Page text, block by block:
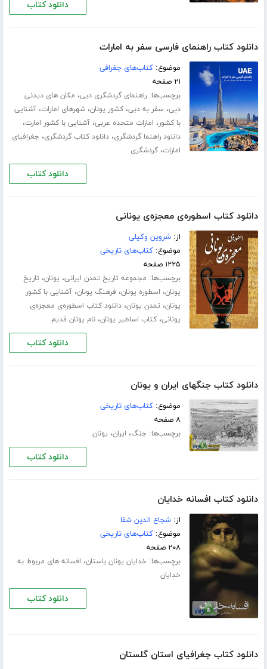
دانلود کتاب
دانلود کتاب راهنمای فارسی سفر به امارات
موضوع:کتاب‌های جغرافی
۲۱ صفحه
برچسب‌ها:راهنمای گردشگری دبی، مکان های دیدنی
دبی، سفر به دبی،کشور یونان،شهرهای امارات،آشنایی
با کشور، امارات متحده عربی،آشنایی با کشور امارت،
دانلود راهنما گردشگری،دانلود کتاب گردشگری، جغرافیای
امارات،گردشگری
دانلود کتاب
دانلود کتاب اسطوره‌ی معجزه‌ی یونانی
از:شروین وکیلی
موضوع:کتاب‌های تاریخی
۱۲۲۵ صفحه
برچسب‌ها: مجموعه تاریخ تمدن ایرانی، یونان، تاریخ
یونان، اسطوره یونان، فرهنگ یونان،آشنایی با کشور
یونان، تمدن یونان،دانلود کتاب اسطوره‌ی معجزه‌ی
یونانی،کتاب اساطیر یونان،نام یونان قدیم
دانلود کتاب
دانلود کتاب جنگهای ایران و یونان
موضوع:کتاب‌های تاریخی
۸ صفحه
برچسب‌ها: جنگ، ایران، یونان
دانلود کتاب
دانلود کتاب افسانه خدایان
از:شجاع الدین شفا
موضوع:کتاب‌های تاریخی
۲۰۸ صفحه
برچسب‌ها: خدایان یونان باستان، افسانه های مربوط به
خدایان
دانلود کتاب
دانلود کتاب جغرافیای استان گلستان